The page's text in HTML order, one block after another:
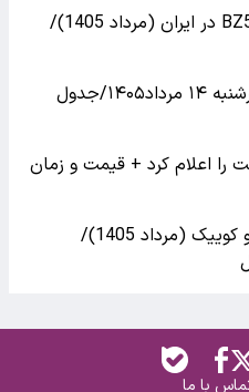
اولین بخشنامه فروش تویوتا BZ5 در ایران (مرداد 1405)/
قیمت خودرو در بازار آزاد چهارشنبه ۱۴ مرداد۱۴۰۵/جدول
را اعلام کرد + قیمت و زمان
طرح جدید پیش فروش خودرو کوییک (مرداد 1405)/
با ما